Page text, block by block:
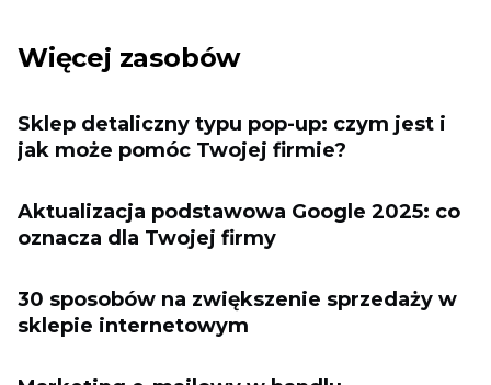
Więcej zasobów
Sklep detaliczny typu pop-up: czym jest i
jak może pomóc Twojej firmie?
Aktualizacja podstawowa Google 2025: co
oznacza dla Twojej firmy
30 sposobów na zwiększenie sprzedaży w
sklepie internetowym